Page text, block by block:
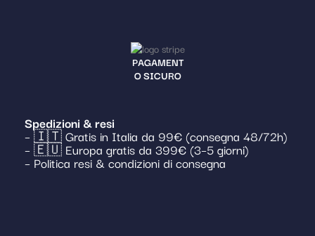
PAGAMENT
O SICURO
Spedizioni & resi
– 🇮🇹 Gratis in Italia da 99€ (consegna 48/72h)
– 🇪🇺 Europa gratis da 399€ (3–5 giorni)
– Politica resi & condizioni di consegna